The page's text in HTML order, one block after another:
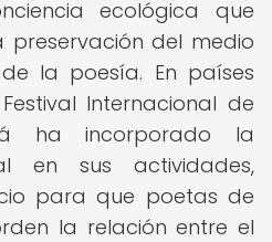
ecológica que
del medio
la poesía. En países
Internacional de
ha incorporado la
en sus actividades,
para que poetas de
la relación entre el